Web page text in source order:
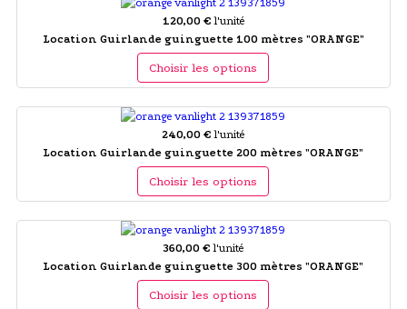
120,00 € l'unité
Location Guirlande guinguette 100 mètres "ORANGE"
Choisir les options
240,00 € l'unité
Location Guirlande guinguette 200 mètres "ORANGE"
Choisir les options
360,00 € l'unité
Location Guirlande guinguette 300 mètres "ORANGE"
Choisir les options